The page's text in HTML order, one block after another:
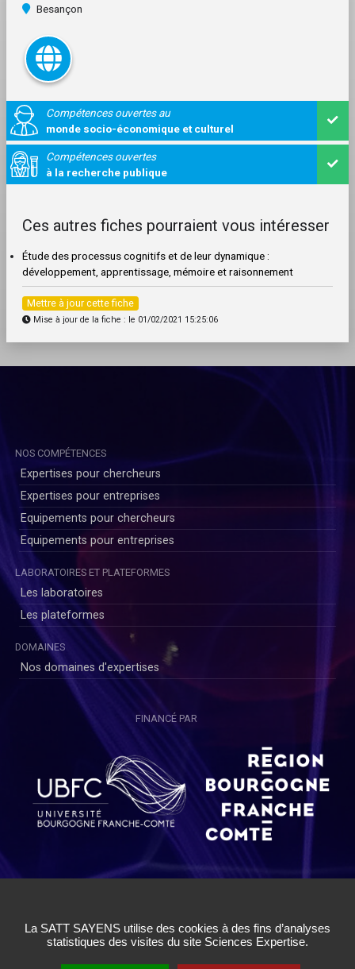
Besançon
Compétences ouvertes au
monde socio-économique et culturel
Compétences ouvertes
à la recherche publique
Ces autres fiches pourraient vous intéresser
Étude des processus cognitifs et de leur dynamique :
développement, apprentissage, mémoire et raisonnement
Mettre à jour cette fiche
Mise à jour de la fiche : le 01/02/2021 15:25:06
NOS COMPÉTENCES
Expertises pour chercheurs
Expertises pour entreprises
Equipements pour chercheurs
Equipements pour entreprises
LABORATOIRES ET PLATEFORMES
Les laboratoires
Les plateformes
DOMAINES
Nos domaines d'expertises
FINANCÉ PAR
Politique de Confidentialité Chercheurs|Conditions Générales
d'Utilisation|Cookies| Gestion des cookies